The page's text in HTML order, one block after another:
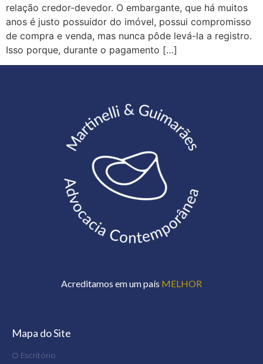
relação credor-devedor. O embargante, que há muitos
anos é justo possuidor do imóvel, possui compromisso
de compra e venda, mas nunca pôde levá-la a registro.
Isso porque, durante o pagamento […]
Acreditamos em um país MELHOR
Mapa do Site
O Escritório